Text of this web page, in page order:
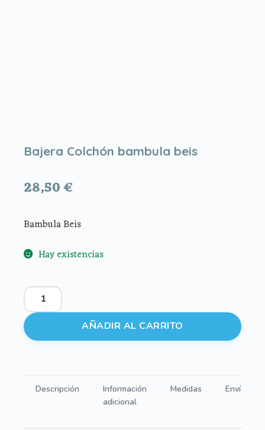
Bajera Colchón bambula beis
28,50€
Bambula Beis
Hay existencias
Bajera
Colchón
bambula
beis
AÑADIR AL CARRITO
Descripción
Información
adicional
Medidas Envíos